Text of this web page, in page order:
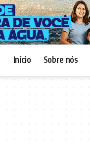
Início Sobre nós